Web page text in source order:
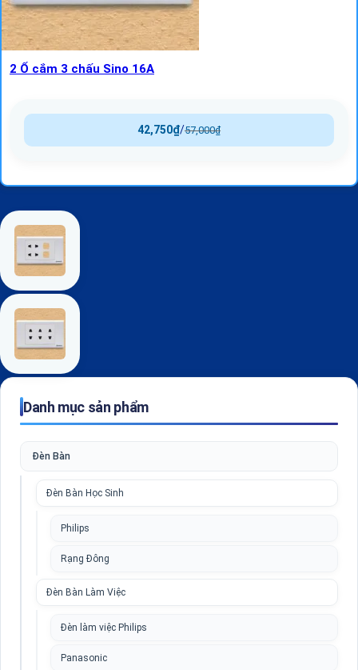
2 Ổ cắm 3 chấu Sino 16A
57,000₫
/
42,750₫
Danh mục sản phẩm
Đèn Bàn
Đèn Bàn Học Sinh
Philips
Rạng Đông
Đèn Bàn Làm Việc
Đèn làm việc Philips
Panasonic